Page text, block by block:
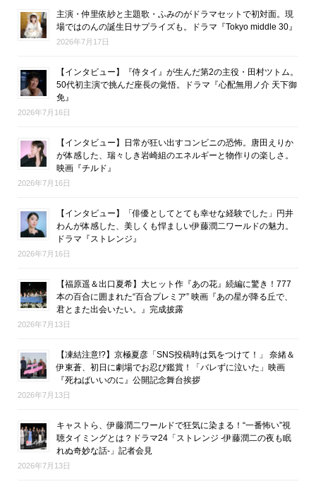
主演・仲里依紗と主題歌・ふみのがドラマセットで初対面。現
場ではのんの誕生日サプライズも。ドラマ『Tokyo middle 30』
2026年7月17日
【インタビュー】『侍タイ』が生んだ第2の主役・田村ツトム。
50代初主演で挑んだ座長の覚悟。ドラマ『心配無用ノ介 天下御
免』
2026年7月16日
【インタビュー】日常が狂い出すコンビニの恐怖。唐田えりか
が体感した、瑞々しき岩崎組のエネルギーと物作りの楽しさ。
映画『チルド』
2026年7月16日
【インタビュー】「俳優としてとても幸せな経験でした」円井
わんが体感した、美しくも悍ましい伊藤潤二ワールドの魅力。
ドラマ『ストレンジ』
2026年7月16日
【福原遥＆出口夏希】大ヒット作『あの花』続編に驚き！777
本の百合に囲まれた“百合プレミア” 映画『あの星が降る丘で、
君とまた出会いたい。』完成披露
2026年7月13日
【凍結注意!?】京極夏彦「SNS投稿時は気をつけて！」 奈緒＆
伊東蒼、初日に劇場でお忍び鑑賞！「バレずに泣いた」映画
『死ねばいいのに』公開記念舞台挨拶
2026年7月13日
キャストら、伊藤潤二ワールドで狂気に染まる！“一番怖い”視
聴タイミングとは？ドラマ24「ストレンジ -伊藤潤二の夜も眠
れぬ奇妙な話-」記者会見
2026年7月13日